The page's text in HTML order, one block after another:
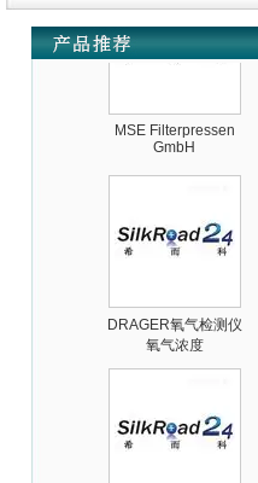
GmbH
DRAGER氧气检测仪
氧气浓度
25%POLYTRON